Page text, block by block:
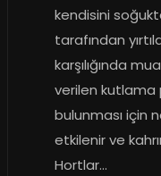
kendisini
tarafından
karşılığında
verilen kutlama
bulunması için
etkilenir ve
Hortlar...